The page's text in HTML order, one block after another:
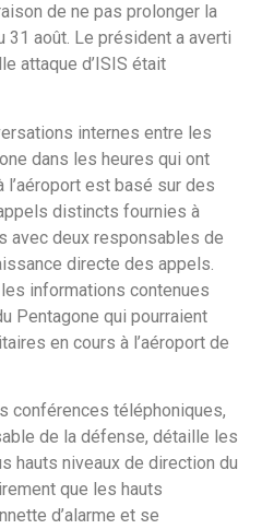
de ne pas prolonger la
août. Le président a averti
attaque d’ISIS était
internes entre les
dans les heures qui ont
l’aéroport est basé sur des
distincts fournies à
avec deux responsables de
directe des appels.
informations contenues
Pentagone qui pourraient
en cours à l’aéroport de
conférences téléphoniques,
de la défense, détaille les
hauts niveaux de direction du
que les hauts
d’alarme et se